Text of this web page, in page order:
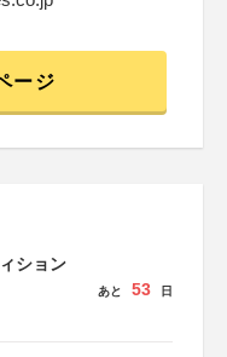
ージ
ション
あと 53 日